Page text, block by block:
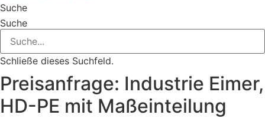
Suche
Suche
Schließe dieses Suchfeld.
Preisanfrage: Industrie Eimer,
HD-PE mit Maßeinteilung